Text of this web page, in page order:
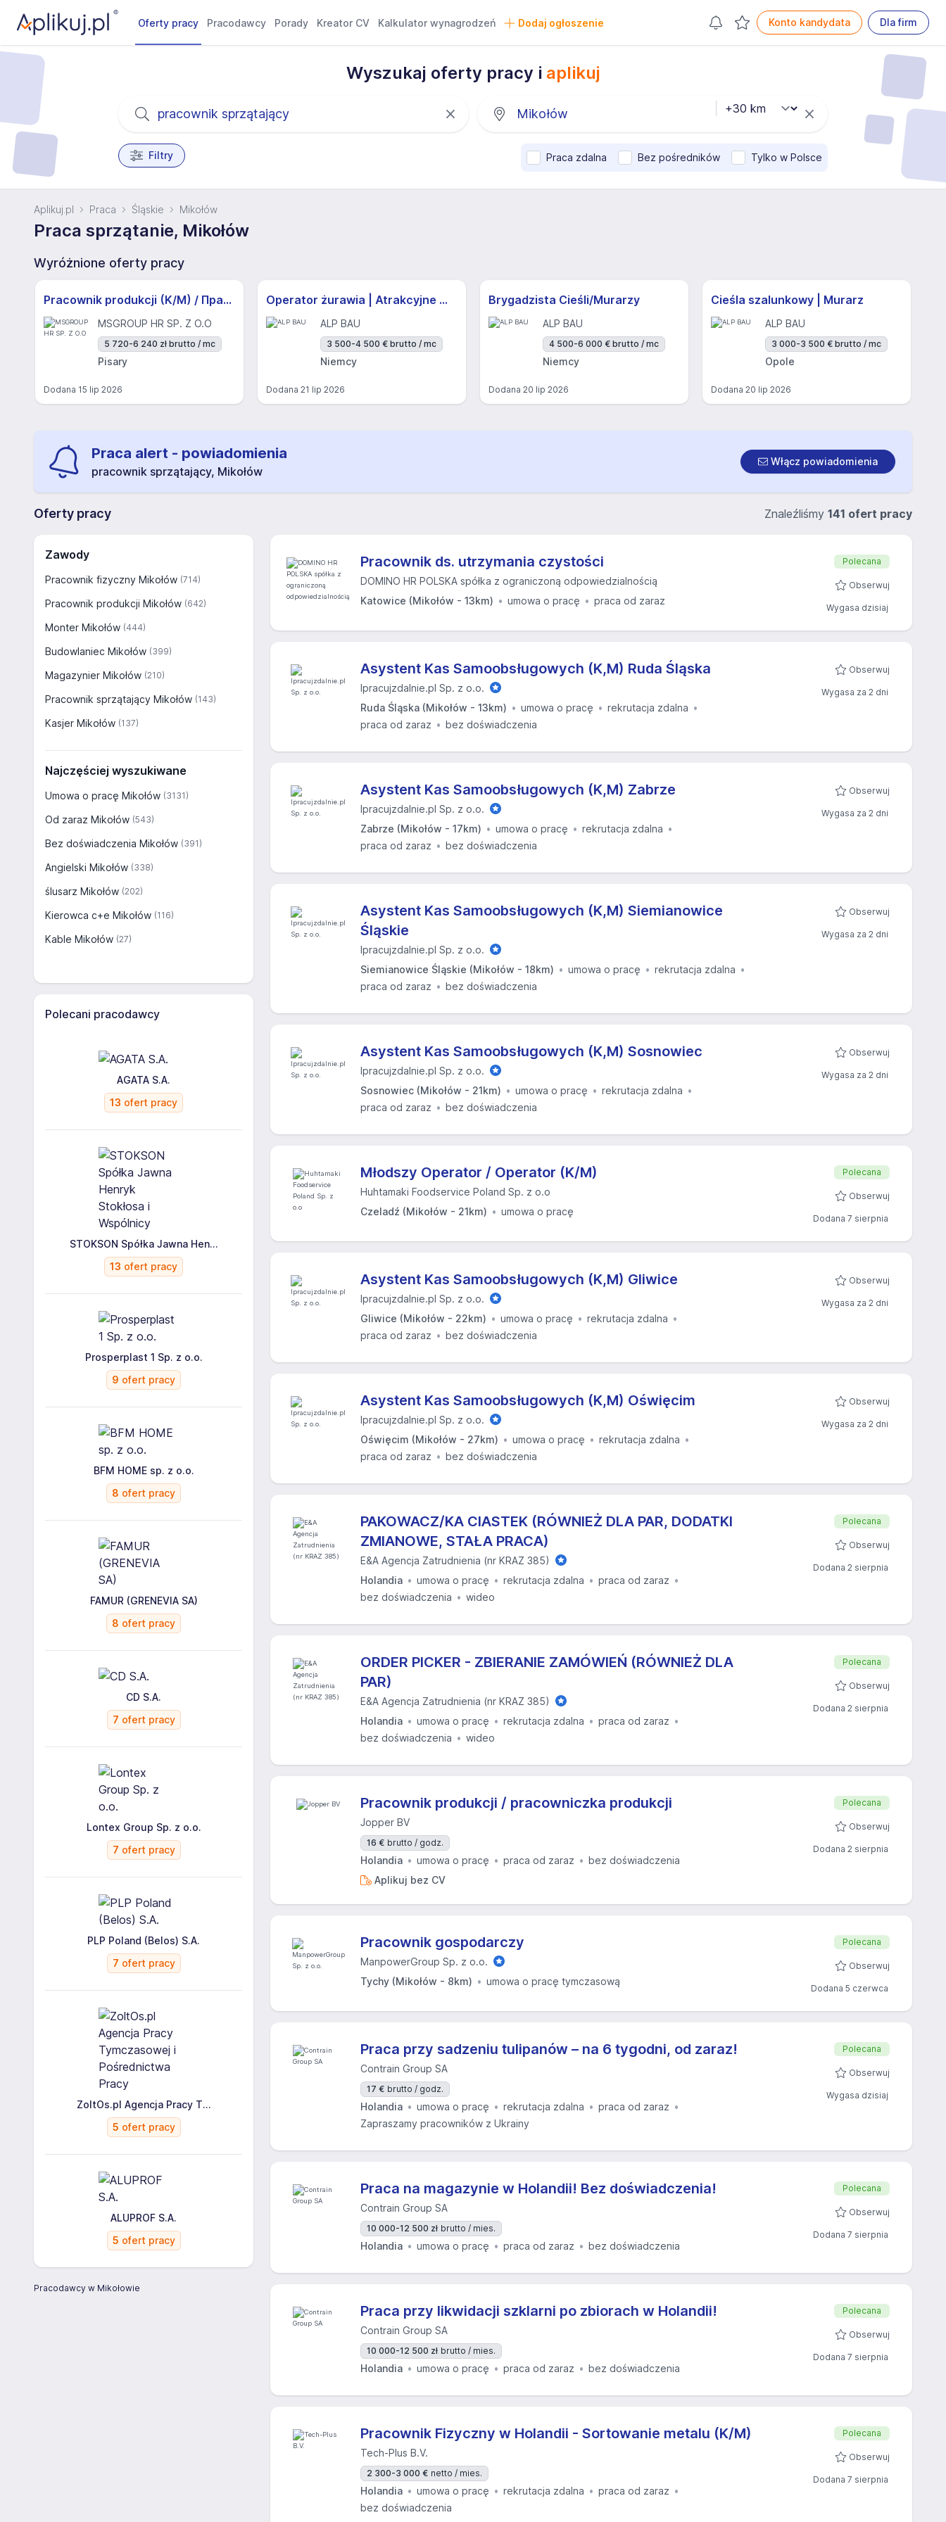
Oferty pracy Pracodawcy Porady Kreator CV Kalkulator wynagrodzeń Dodaj ogłoszenie Konto kandydata Dla firm
Wyszukaj oferty pracy i aplikuj
Filtry Praca zdalna Bez pośredników Tylko w Polsce
Aplikuj.pl Praca Śląskie Mikołów
Praca sprzątanie, Mikołów
Wyróżnione oferty pracy
Pracownik produkcji (K/M) / Працівники продукції Huber-Suhner (K/M)
MSGROUP HR SP. Z O.O
5 720-6 240 zł brutto / mc
Pisary
Dodana 15 lip 2026
Operator żurawia | Atrakcyjne Warunki
ALP BAU
3 500-4 500 € brutto / mc
Niemcy
Dodana 21 lip 2026
Brygadzista Cieśli/Murarzy
ALP BAU
4 500-6 000 € brutto / mc
Niemcy
Dodana 20 lip 2026
Cieśla szalunkowy | Murarz
ALP BAU
3 000-3 500 € brutto / mc
Opole
Dodana 20 lip 2026
Praca alert - powiadomienia
pracownik sprzątający, Mikołów
Włącz powiadomienia
Oferty pracy Znaleźliśmy 141 ofert pracy
Zawody
Pracownik fizyczny Mikołów (714)
Pracownik produkcji Mikołów (642)
Monter Mikołów (444)
Budowlaniec Mikołów (399)
Magazynier Mikołów (210)
Pracownik sprzątający Mikołów (143)
Kasjer Mikołów (137)
Najczęściej wyszukiwane
Umowa o pracę Mikołów (3131)
Od zaraz Mikołów (543)
Bez doświadczenia Mikołów (391)
Angielski Mikołów (338)
ślusarz Mikołów (202)
Kierowca c+e Mikołów (116)
Kable Mikołów (27)
Polecani pracodawcy
AGATA S.A.
13 ofert pracy
STOKSON Spółka Jawna Hen...
13 ofert pracy
Prosperplast 1 Sp. z o.o.
9 ofert pracy
BFM HOME sp. z o.o.
8 ofert pracy
FAMUR (GRENEVIA SA)
8 ofert pracy
CD S.A.
7 ofert pracy
Lontex Group Sp. z o.o.
7 ofert pracy
PLP Poland (Belos) S.A.
7 ofert pracy
ZoltOs.pl Agencja Pracy T...
5 ofert pracy
ALUPROF S.A.
5 ofert pracy
Pracodawcy w Mikołowie
Pracownik ds. utrzymania czystości
DOMINO HR POLSKA spółka z ograniczoną odpowiedzialnością
Katowice (Mikołów - 13km)
umowa o pracę praca od zaraz
Polecana
Obserwuj
Wygasa dzisiaj
Asystent Kas Samoobsługowych (K,M) Ruda Śląska
Ipracujzdalnie.pl Sp. z o.o.
Ruda Śląska (Mikołów - 13km)
umowa o pracę
rekrutacja zdalna
praca od zaraz
bez doświadczenia
Obserwuj
Wygasa za 2 dni
Asystent Kas Samoobsługowych (K,M) Zabrze
Ipracujzdalnie.pl Sp. z o.o.
Zabrze (Mikołów - 17km)
umowa o pracę
rekrutacja zdalna
praca od zaraz
bez doświadczenia
Obserwuj
Wygasa za 2 dni
Asystent Kas Samoobsługowych (K,M) Siemianowice
Śląskie
Ipracujzdalnie.pl Sp. z o.o.
Siemianowice Śląskie (Mikołów - 18km)
umowa o pracę
rekrutacja zdalna
praca od zaraz
bez doświadczenia
Obserwuj
Wygasa za 2 dni
Asystent Kas Samoobsługowych (K,M) Sosnowiec
Ipracujzdalnie.pl Sp. z o.o.
Sosnowiec (Mikołów - 21km)
umowa o pracę
rekrutacja zdalna
praca od zaraz
bez doświadczenia
Obserwuj
Wygasa za 2 dni
Młodszy Operator / Operator (K/M)
Huhtamaki Foodservice Poland Sp. z o.o
Czeladź (Mikołów - 21km)
umowa o pracę
Polecana
Obserwuj
Dodana 7 sierpnia
Asystent Kas Samoobsługowych (K,M) Gliwice
Ipracujzdalnie.pl Sp. z o.o.
Gliwice (Mikołów - 22km)
umowa o pracę
rekrutacja zdalna
praca od zaraz
bez doświadczenia
Obserwuj
Wygasa za 2 dni
Asystent Kas Samoobsługowych (K,M) Oświęcim
Ipracujzdalnie.pl Sp. z o.o.
Oświęcim (Mikołów - 27km)
umowa o pracę
rekrutacja zdalna
praca od zaraz
bez doświadczenia
Obserwuj
Wygasa za 2 dni
PAKOWACZ/KA CIASTEK (RÓWNIEŻ DLA PAR, DODATKI
ZMIANOWE, STAŁA PRACA)
E&A Agencja Zatrudnienia (nr KRAZ 385)
Holandia
umowa o pracę rekrutacja zdalna
praca od zaraz
bez doświadczenia
wideo
Polecana
Obserwuj
Dodana 2 sierpnia
ORDER PICKER - ZBIERANIE ZAMÓWIEŃ (RÓWNIEŻ DLA
PAR)
E&A Agencja Zatrudnienia (nr KRAZ 385)
Holandia
umowa o pracę rekrutacja zdalna
praca od zaraz
bez doświadczenia
wideo
Polecana
Obserwuj
Dodana 2 sierpnia
Pracownik produkcji / pracowniczka produkcji
Jopper BV
16 € brutto / godz.
Holandia umowa o pracę praca od zaraz
bez doświadczenia
Aplikuj bez CV
Polecana
Obserwuj
Dodana 2 sierpnia
Pracownik gospodarczy
ManpowerGroup Sp. z o.o.
Tychy (Mikołów - 8km)
umowa o pracę tymczasową
Polecana
Obserwuj
Dodana 5 czerwca
Praca przy sadzeniu tulipanów – na 6 tygodni, od zaraz!
Contrain Group SA
17 € brutto / godz.
Holandia umowa o pracę rekrutacja zdalna
praca od zaraz
Zapraszamy pracowników z Ukrainy
Polecana
Obserwuj
Wygasa dzisiaj
Praca na magazynie w Holandii! Bez doświadczenia!
Contrain Group SA
10 000-12 500 zł brutto / mies.
Holandia umowa o pracę praca od zaraz bez doświadczenia
Polecana
Obserwuj
Dodana 7 sierpnia
Praca przy likwidacji szklarni po zbiorach w Holandii!
Contrain Group SA
10 000-12 500 zł brutto / mies.
Holandia umowa o pracę praca od zaraz bez doświadczenia
Polecana
Obserwuj
Dodana 7 sierpnia
Pracownik Fizyczny w Holandii - Sortowanie metalu (K/M)
Tech-Plus B.V.
2 300-3 000 € netto / mies.
Holandia umowa o pracę rekrutacja zdalna
praca od zaraz
bez doświadczenia
Polecana
Obserwuj
Dodana 7 sierpnia